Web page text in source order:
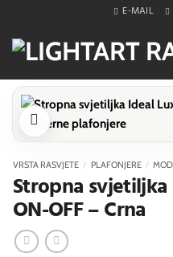
content
E-MAIL
VRSTA RASVJETE / PLAFONJERE /
Stropna svjetiljka
ON-OFF – Crna